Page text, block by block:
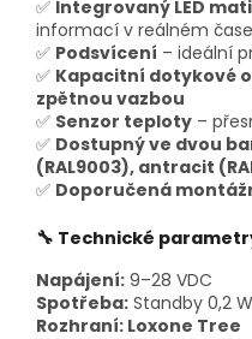
✅ Integrovaný LED
informací v reálném čase
✅ Podsvícení – ideální
✅ Kapacitní dotykové
zpětnou vazbou
✅ Senzor teploty –
✅ Dostupný ve dvou
(RAL9003), antracit
✅ Doporučená
🔧 Technické
Napájení: 9–28 VDC
Spotřeba: Standby 0,2
Rozhraní: Loxone Tree